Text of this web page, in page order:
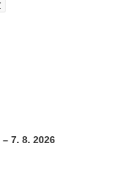
7. 8. 2026